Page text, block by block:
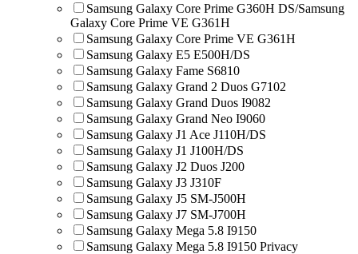
Samsung Galaxy Core Prime G360H DS/Samsung
Galaxy Core Prime VE G361H
Samsung Galaxy Core Prime VE G361H
Samsung Galaxy E5 E500H/DS
Samsung Galaxy Fame S6810
Samsung Galaxy Grand 2 Duos G7102
Samsung Galaxy Grand Duos I9082
Samsung Galaxy Grand Neo I9060
Samsung Galaxy J1 Ace J110H/DS
Samsung Galaxy J1 J100H/DS
Samsung Galaxy J2 Duos J200
Samsung Galaxy J3 J310F
Samsung Galaxy J5 SM-J500H
Samsung Galaxy J7 SM-J700H
Samsung Galaxy Mega 5.8 I9150
Samsung Galaxy Mega 5.8 I9150 Privacy